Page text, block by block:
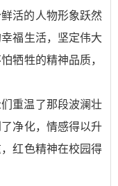
活的人物形象跃然
福生活，坚定伟大
牺牲的精神品质，
重温了那段波澜壮
净化，情感得以升
红色精神在校园得